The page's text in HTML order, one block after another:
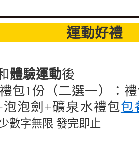
運動好禮
體驗運動後
包1份（二選一）：
泡劍+礦泉水禮包包
數字無限 發完即止